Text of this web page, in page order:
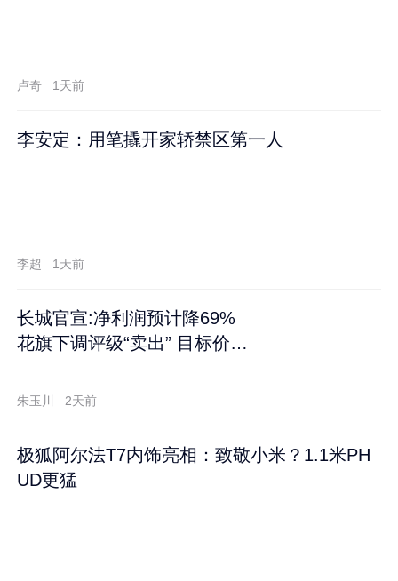
卢奇 1天前
李安定：用笔撬开家轿禁区第一人
李超 1天前
长城官宣:净利润预计降69%
花旗下调评级“卖出” 目标价再
朱玉川 2天前
极狐阿尔法T7内饰亮相：致敬小米？1.1米PH
UD更猛